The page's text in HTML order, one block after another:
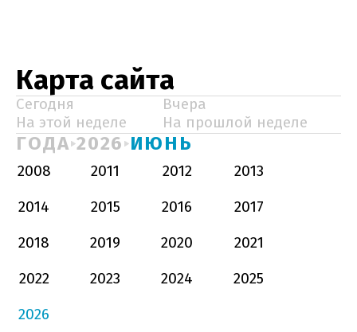
Карта сайта
Сегодня
Вчера
На этой неделе
На прошлой неделе
ГОДА 2026 ИЮНЬ
2008 2011 2012
2013
2014
2015 2016
2017
2018
2019 2020
2021
2022
2023 2024
2025
2026